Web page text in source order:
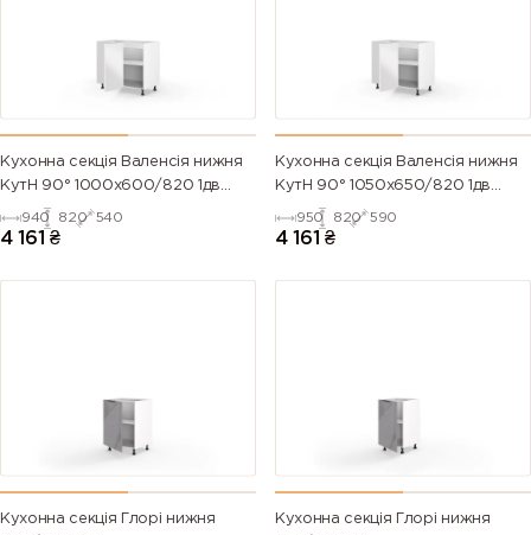
Кухонна секція Валенсія нижня
КутН 90° 1000х600/820 1дв
(Білий/Напівмат Білий 9003)
940 820 540
4 161 ₴
Кухонна секція Валенсія нижня
КутН 90° 1050х650/820 1дв
(Білий/Напівмат Білий 9003)
950 820 590
4 161 ₴
Кухонна секція Глорі нижня
Кухонна секція Глорі нижня